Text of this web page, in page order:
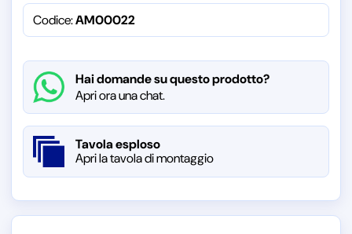
Codice:AM00022
Hai domande su questo prodotto?
Apri ora una chat.
Tavola esploso
Apri la tavola di montaggio